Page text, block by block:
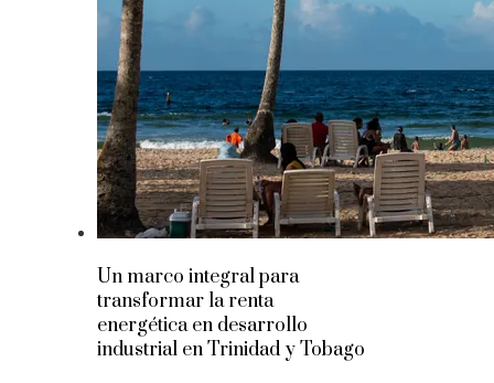
Un marco integral para
transformar la renta
energética en desarrollo
industrial en Trinidad y Tobago